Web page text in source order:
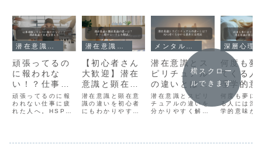
頑張ってるの
に報われな
い！？仕事が
変わる瞬間｜
潜在意識で未
来を変える
頑張ってるのに報
われない仕事に疲
れた人へ。HSP心
【初心者さん
大歓迎】潜在
意識と顕在意
識の違い？今
さら聞けない
アレを解説！
潜在意識と顕在意
識の違いを初心者
にもわかりやすく
潜在意識とス
ピリチュアル
の違いとは？
初心者にも分
かる基本と活
用法
潜在意識とスピリ
チュアルの違いを
分かりやすく解
深層心理
何度も夢
てくる人
理学的意
潜在意識
えてくれ
と
何度も夢に
る人には深
学的意味が
横スクロー
ルできます